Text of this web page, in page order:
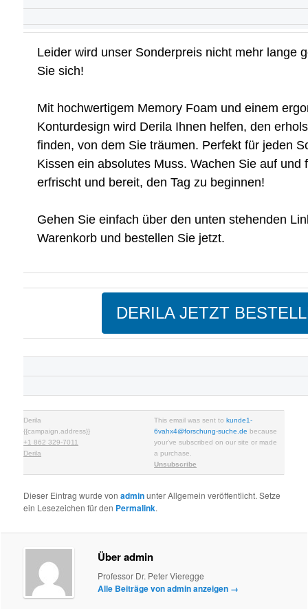
Leider wird unser Sonderpreis nicht mehr lange
Sie sich!
Mit hochwertigem Memory Foam und einem
Konturdesign wird Derila Ihnen helfen, den
finden, von dem Sie träumen. Perfekt für jeden
Kissen ein absolutes Muss. Wachen Sie auf und
erfrischt und bereit, den Tag zu beginnen!
Gehen Sie einfach über den unten stehenden
Warenkorb und bestellen Sie jetzt.
DERILA JETZT
Derila
{{campaign.address}}
+1 862 329-7011
Derila
This email was sent tokunde1-
6vahx4@forschung-suche.de because
your’ve subscribed on our site or made
a purchase.
Unsubscribe
Dieser Eintrag wurde vonadminunter Allgemein veröffentlicht. Setze
ein Lesezeichen für den Permalink.
Über admin
Professor Dr. Peter Vieregge
Alle Beiträge von admin anzeigen →